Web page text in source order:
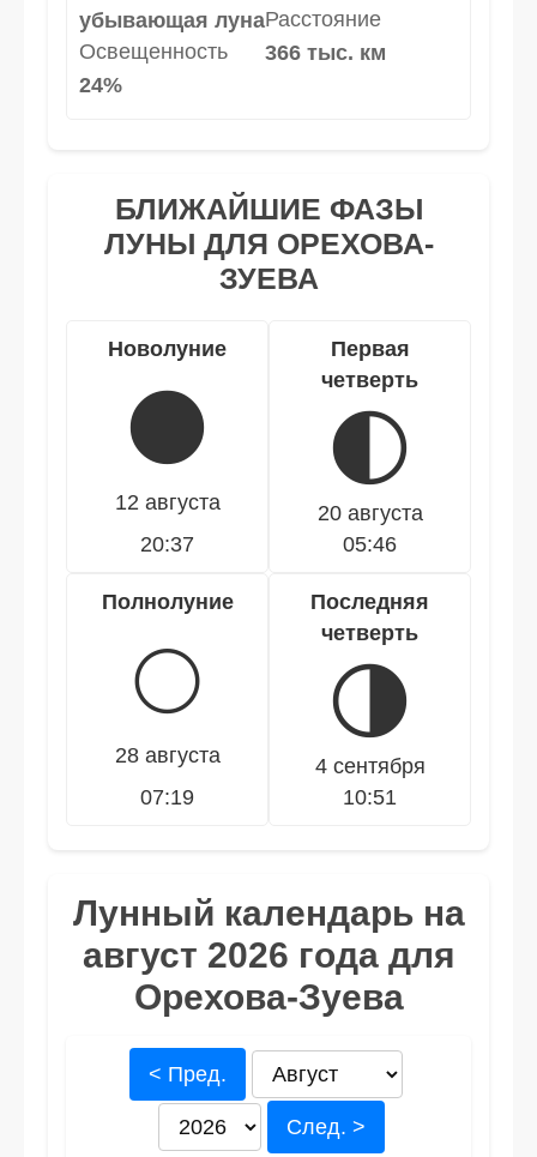
убывающая луна
Освещенность
24%
Расстояние
366 тыс. км
БЛИЖАЙШИЕ ФАЗЫ
ЛУНЫ ДЛЯ ОРЕХОВА-
ЗУЕВА
Новолуние
🌑
12 августа
20:37
Первая
четверть
🌓
20 августа
05:46
Полнолуние
🌕
28 августа
07:19
Последняя
четверть
🌗
4 сентября
10:51
Лунный календарь на
август 2026 года для
Орехова-Зуева
< Пред.
След. >